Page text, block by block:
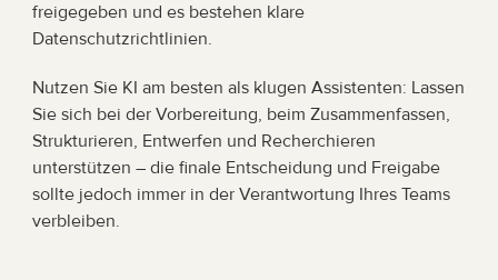
freigegeben und es bestehen klare
Datenschutzrichtlinien.
Nutzen Sie KI am besten als klugen Assistenten: Lassen
Sie sich bei der Vorbereitung, beim Zusammenfassen,
Strukturieren, Entwerfen und Recherchieren
unterstützen – die finale Entscheidung und Freigabe
sollte jedoch immer in der Verantwortung Ihres Teams
verbleiben.